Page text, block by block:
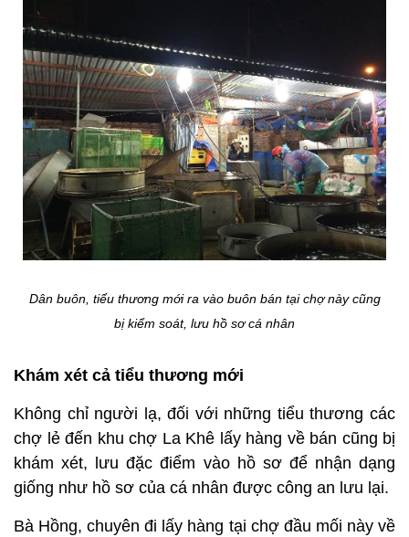
khu vực để xe máy của mình, PV không những
được 2 người “hộ tống” trước đó đến “hỏi thăm” mà
còn thêm hai người nữa tới yêu cầu cho xem điện
thoại để kiểm tra dữ liệu xem có lưu trữ ảnh và
video chụp, ghi hình tại chợ hay không.
Sau khi kiểm tra thấy một bức ảnh được chụp tại
khu vực bán cá, một người trong nhóm “hộ tống” lập
tức xóa bức ảnh đó và gửi trả lại máy cho PV.